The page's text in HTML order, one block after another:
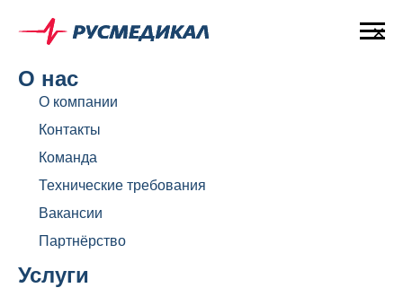
×
О нас
О компании
Контакты
Команда
Технические требования
Вакансии
Партнёрство
Услуги